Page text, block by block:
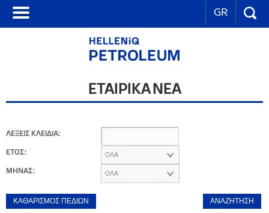
GR
ΕΤΑΙΡΙΚΑ ΝΕΑ
ΛΕΞΕΙΣ ΚΛΕΙΔΙΑ:
ΕΤΟΣ: ΟΛΑ
ΜΗΝΑΣ: ΟΛΑ